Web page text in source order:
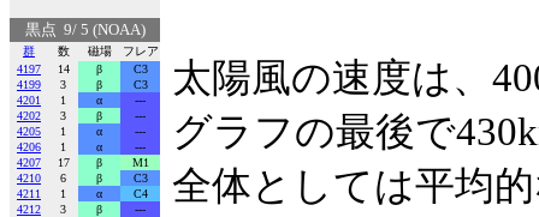
黒点 9/ 5 (NOAA)
群 数 磁場
フレア
4197
14 β
C3
4199
3 β
C3
4201
1 α
---
4202
3 β
---
4205
1 α
---
4206
1 α
---
4207
17 β
M1
4210
6 β
C3
4211
1 α
C4
4212
3 β ---
太陽風の速度は、
グラフの最後で
全体としては平均